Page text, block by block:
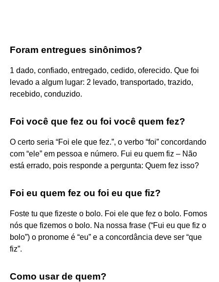
Foram entregues sinônimos?
1 dado, confiado, entregado, cedido, oferecido. Que foi
levado a algum lugar: 2 levado, transportado, trazido,
recebido, conduzido.
Foi você que fez ou foi você quem fez?
O certo seria “Foi ele que fez.”, o verbo “foi” concordando
com “ele” em pessoa e número. Fui eu quem fiz – Não
está errado, pois responde a pergunta: Quem fez isso?
Foi eu quem fez ou foi eu que fiz?
Foste tu que fizeste o bolo. Foi ele que fez o bolo. Fomos
nós que fizemos o bolo. Na nossa frase (“Fui eu que fiz o
bolo”) o pronome é “eu” e a concordância deve ser “que
fiz”.
Como usar de quem?